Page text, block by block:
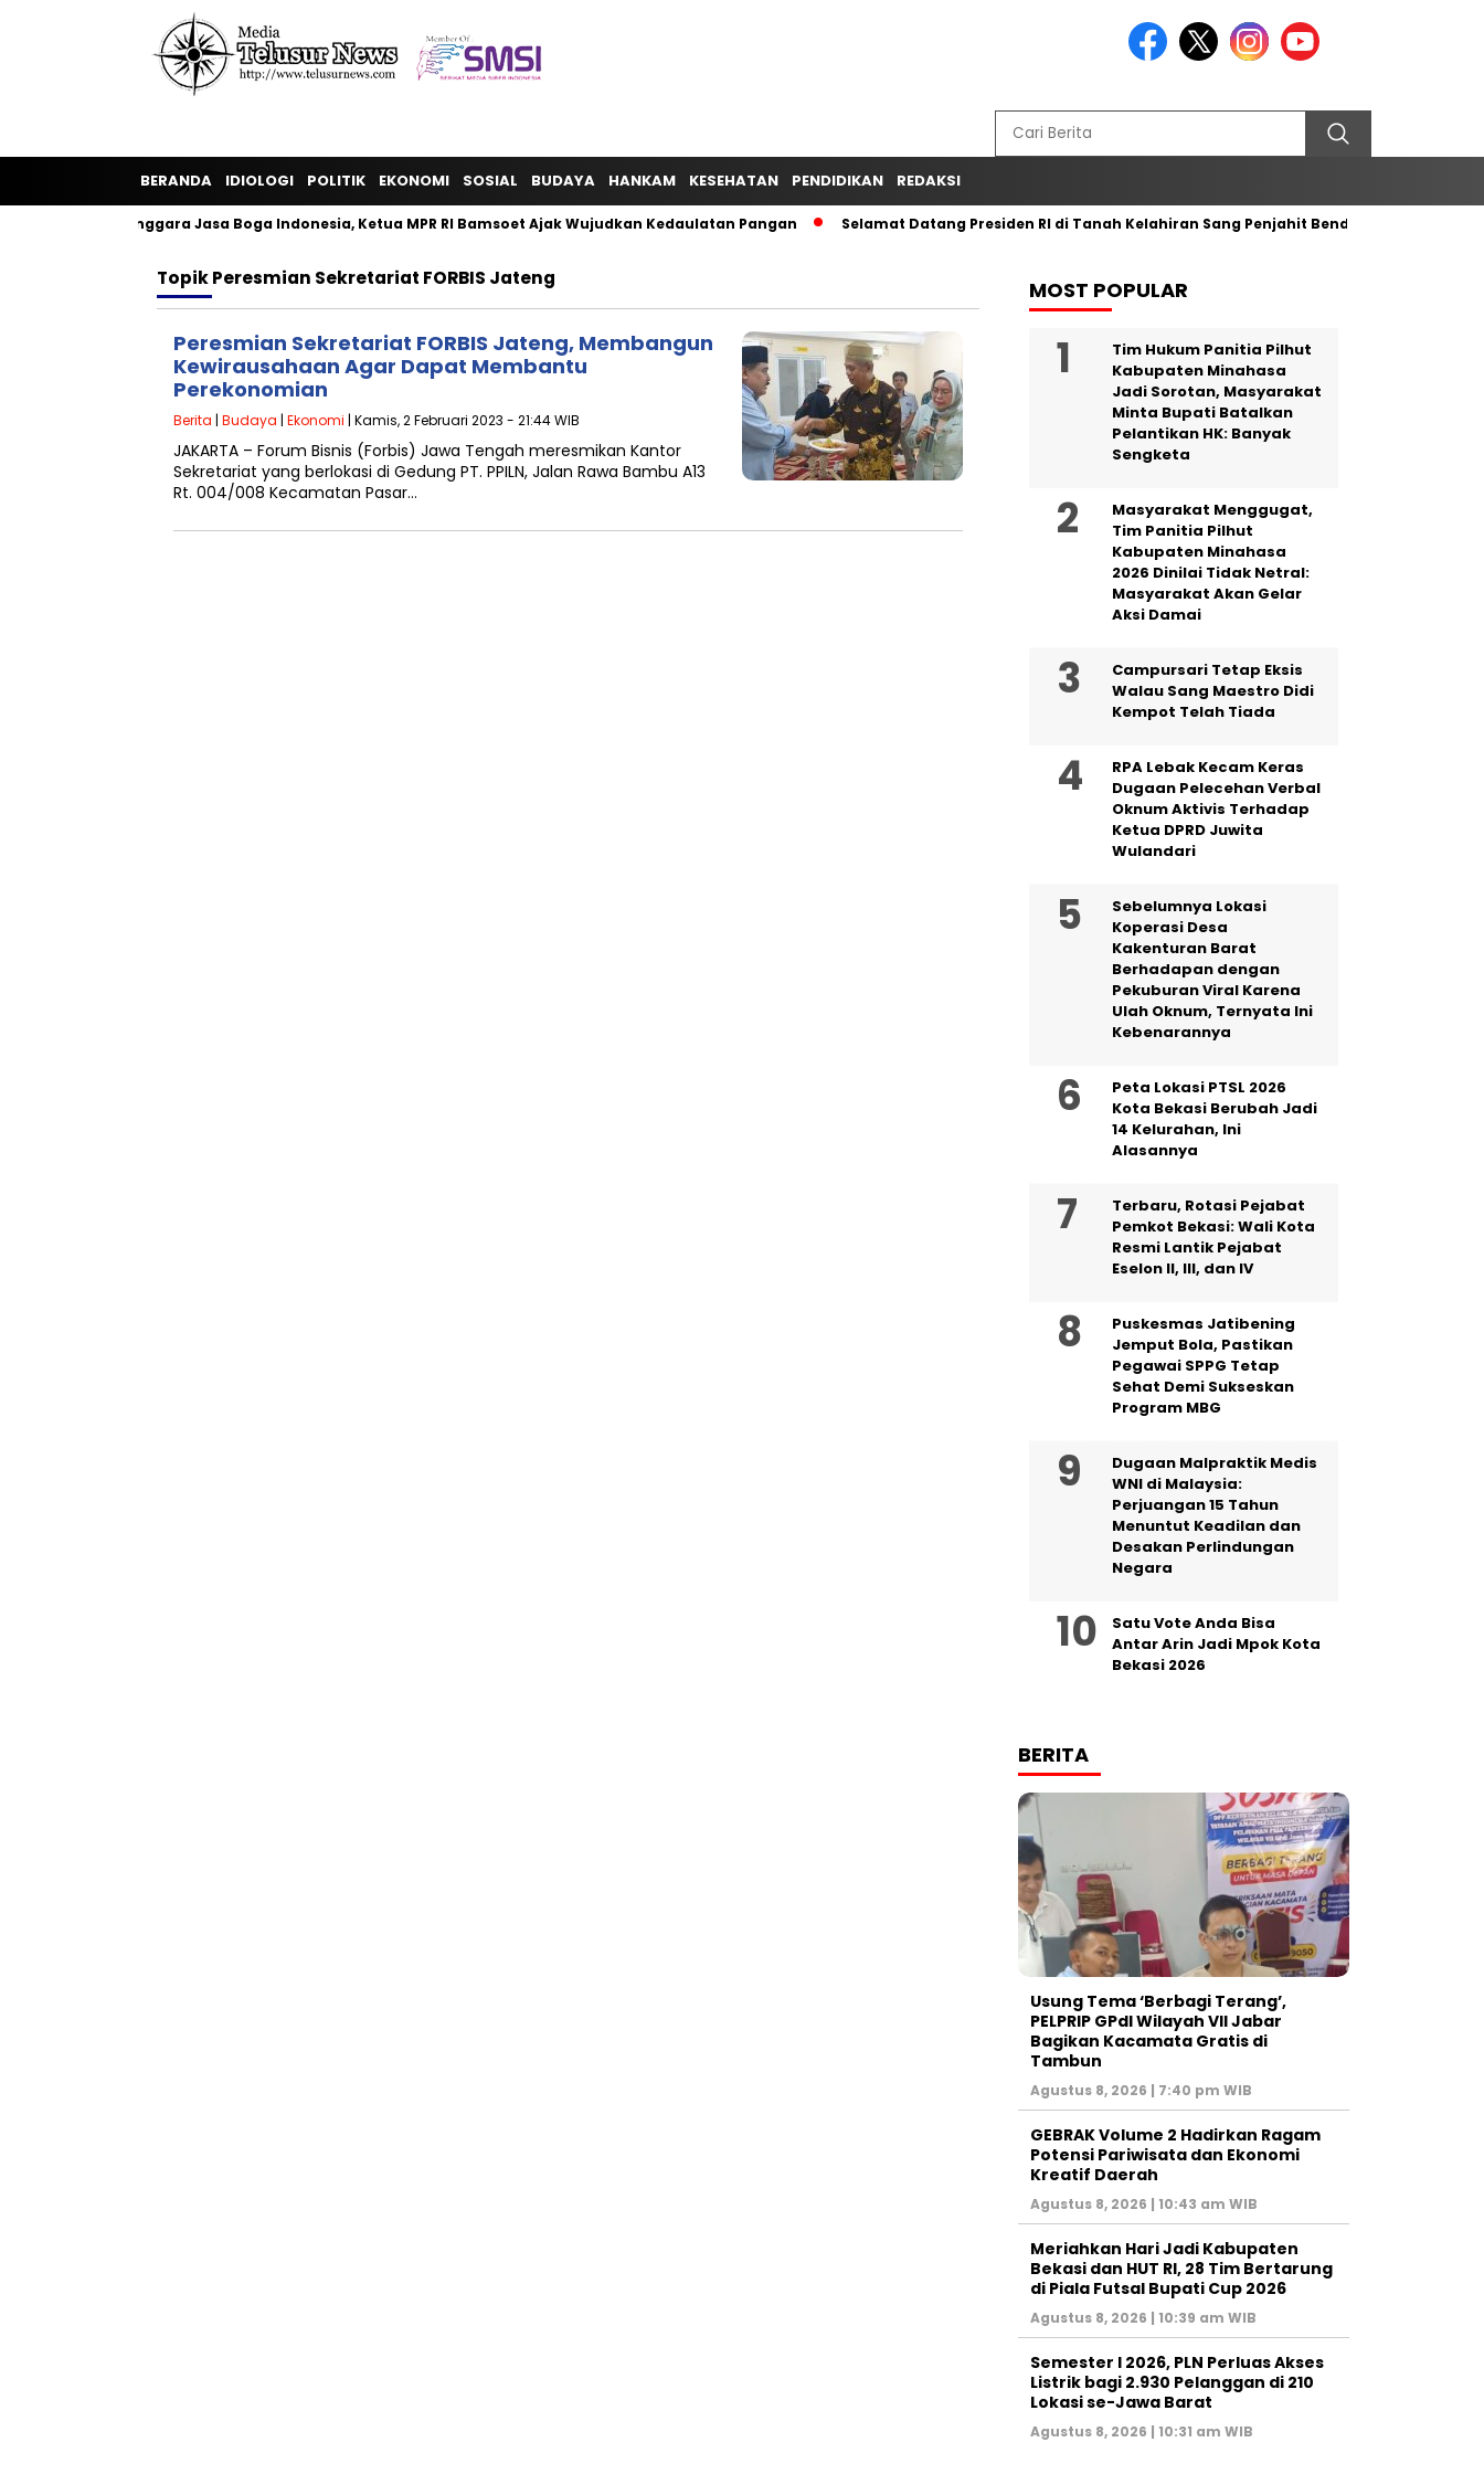
BERANDA IDIOLOGI POLITIK EKONOMI SOSIAL BUDAYA HANKAM KESEHATAN PENDIDIKAN REDAKSI
Penyelenggara Jasa Boga Indonesia, Ketua MPR RI Bamsoet Ajak Wujudkan Kedaulatan Pangan Selamat Datang Presiden RI di Tanah Kelahiran Sang Penjahit Bendera Merah Putih
TopikPeresmian Sekretariat FORBIS Jateng
Peresmian Sekretariat FORBIS Jateng, Membangun
Kewirausahaan Agar Dapat Membantu
Perekonomian
Berita | Budaya | Ekonomi | Kamis, 2 Februari 2023 - 21:44 WIB
JAKARTA – Forum Bisnis (Forbis) Jawa Tengah meresmikan Kantor
Sekretariat yang berlokasi di Gedung PT. PPILN, Jalan Rawa Bambu A13
Rt. 004/008 Kecamatan Pasar…
MOST POPULAR
Tim Hukum Panitia Pilhut
Kabupaten Minahasa
Jadi Sorotan, Masyarakat
Minta Bupati Batalkan
Pelantikan HK: Banyak
Sengketa
Masyarakat Menggugat,
Tim Panitia Pilhut
Kabupaten Minahasa
2026 Dinilai Tidak Netral:
Masyarakat Akan Gelar
Aksi Damai
Campursari Tetap Eksis
Walau Sang Maestro Didi
Kempot Telah Tiada
RPA Lebak Kecam Keras
Dugaan Pelecehan Verbal
Oknum Aktivis Terhadap
Ketua DPRD Juwita
Wulandari
Sebelumnya Lokasi
Koperasi Desa
Kakenturan Barat
Berhadapan dengan
Pekuburan Viral Karena
Ulah Oknum, Ternyata Ini
Kebenarannya
Peta Lokasi PTSL 2026
Kota Bekasi Berubah Jadi
14 Kelurahan, Ini
Alasannya
‎Terbaru, Rotasi Pejabat
Pemkot Bekasi: Wali Kota
Resmi Lantik Pejabat
Eselon II, III, dan IV ‎
Puskesmas Jatibening
Jemput Bola, Pastikan
Pegawai SPPG Tetap
Sehat Demi Sukseskan
Program MBG
‎Dugaan Malpraktik Medis
WNI di Malaysia:
Perjuangan 15 Tahun
Menuntut Keadilan dan
Desakan Perlindungan
Negara
Satu Vote Anda Bisa
Antar Arin Jadi Mpok Kota
Bekasi 2026
BERITA
‎Usung Tema ‘Berbagi Terang’,
PELPRIP GPdI Wilayah VII Jabar
Bagikan Kacamata Gratis di
Tambun
Agustus 8, 2026 | 7:40 pm WIB
GEBRAK Volume 2 Hadirkan Ragam
Potensi Pariwisata dan Ekonomi
Kreatif Daerah
Agustus 8, 2026 | 10:43 am WIB
Meriahkan Hari Jadi Kabupaten
Bekasi dan HUT RI, 28 Tim Bertarung
di Piala Futsal Bupati Cup 2026
Agustus 8, 2026 | 10:39 am WIB
Semester I 2026, PLN Perluas Akses
Listrik bagi 2.930 Pelanggan di 210
Lokasi se-Jawa Barat
Agustus 8, 2026 | 10:31 am WIB